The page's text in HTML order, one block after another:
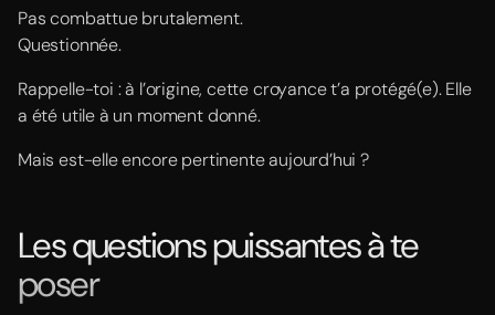
Pas combattue brutalement.
Questionnée.
Rappelle-toi : à l’origine, cette croyance t’a protégé(e). Elle
a été utile à un moment donné.
Mais est-elle encore pertinente aujourd’hui ?
Les questions puissantes à te
poser